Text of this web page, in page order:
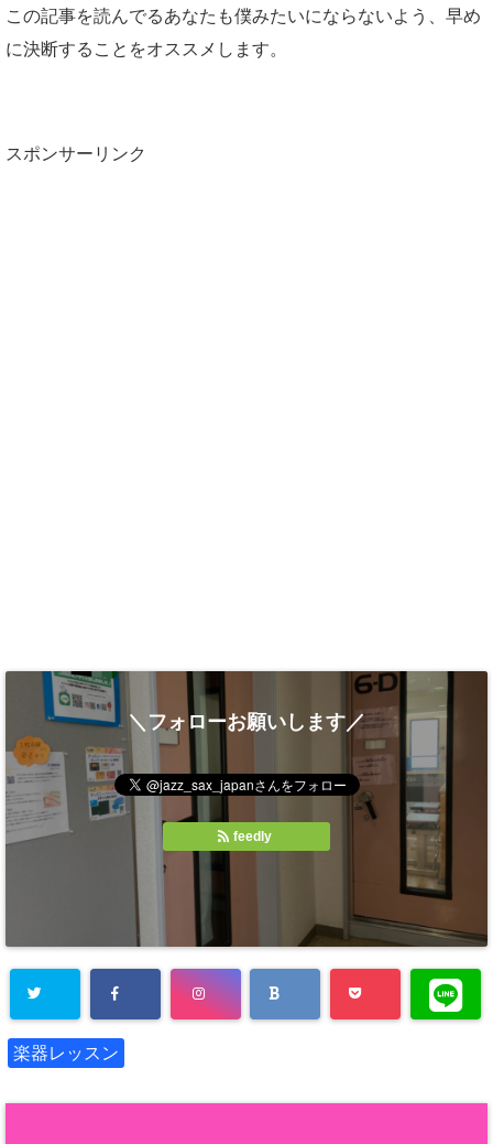
この記事を読んでるあなたも僕みたいにならないよう、早め
に決断することをオススメします。
スポンサーリンク
＼フォローお願いします／
feedly
楽器レッスン